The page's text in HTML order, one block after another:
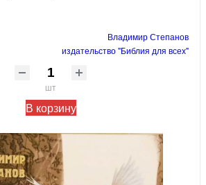
Владимир Степанов
издательство "Библия для всех"
шт
В корзину